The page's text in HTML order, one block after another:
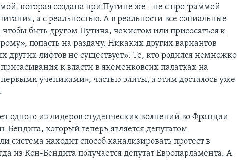
которая создана при Путине же - не с программой
а с реальностью. А в реальности все социальные
быть другом Путина, чекистом или присосаться к
попасть на раздачу. Никаких других вариантов
других лифтов не существует». Те, кто родился немножко
к власти в якеменковсих палатках на
учениками», частью элиты, а этим досталось уже
одного из лидеров студенческих волнений во Франции
Бендита, который теперь является депутатом
система находит способ канализировать протест в
из Кон-Бендита получается депутат Европарламента. А